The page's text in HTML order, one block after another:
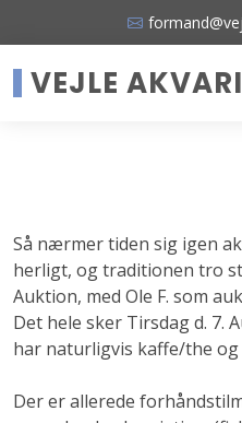
VEJLE
Så nærmer tiden sig igen
herligt, og traditionen tro
Auktion, med Ole F. som
Det hele sker Tirsdag d. 7.
har naturligvis kaffe/the og
Der er allerede